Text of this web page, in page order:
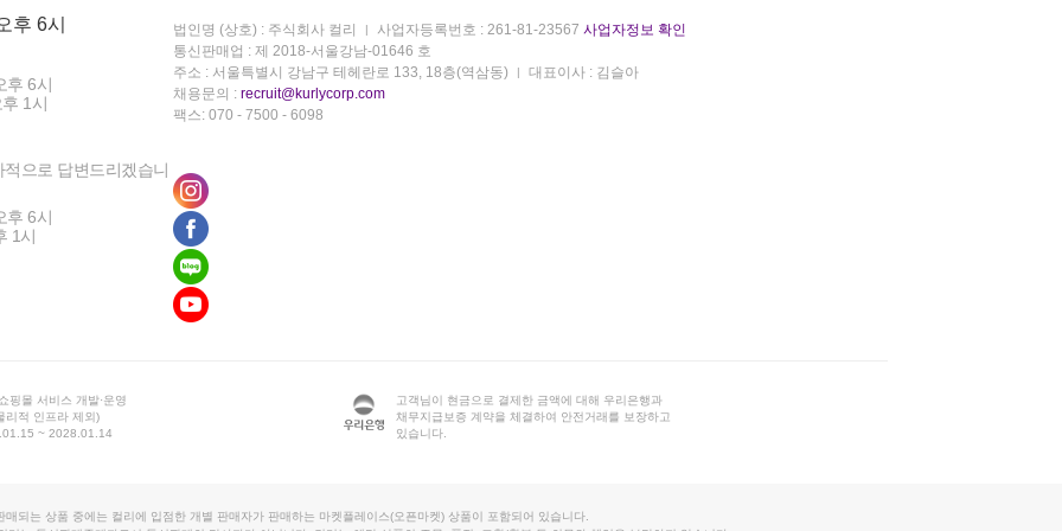
후 6시
후 6시
1시
으로 답변드리겠습니
후 6시
1시
법인명 (상호) : 주식회사 컬리 사업자등록번호 : 261-81-23567 사업자정보 확인
통신판매업 : 제 2018-서울강남-01646 호
주소 : 서울특별시 강남구 테헤란로 133, 18층(역삼동)
대표이사 : 김슬아
채용문의 : recruit@kurlycorp.com
팩스: 070 - 7500 - 6098
핑몰 서비스 개발·운영
리적 인프라 제외)
~ 2028.01.14
고객님이 현금으로 결제한 금액에 대해 우리은행과
채무지급보증 계약을 체결하여 안전거래를 보장하고
있습니다.
매되는 상품 중에는 컬리에 입점한 개별 판매자가 판매하는 마켓플레이스(오픈마켓) 상품이 포함되어 있습니다.